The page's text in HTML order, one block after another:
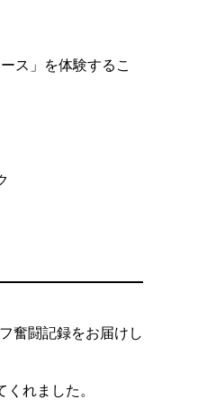
ス」を体験するこ
奮闘記録をお届けし
れました。